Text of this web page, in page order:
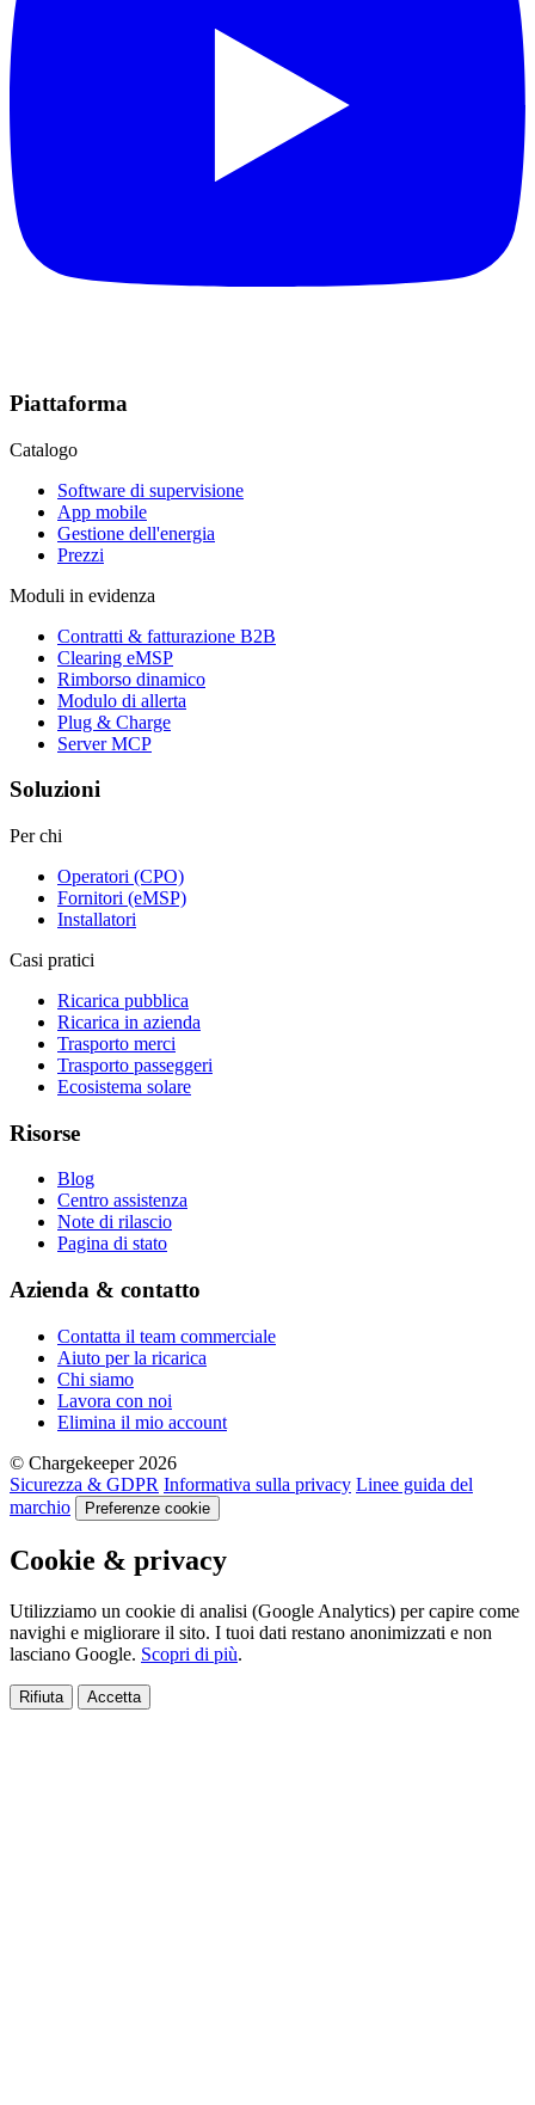
Piattaforma
Catalogo
Software di supervisione
App mobile
Gestione dell'energia
Prezzi
Moduli in evidenza
Contratti & fatturazione B2B
Clearing eMSP
Rimborso dinamico
Modulo di allerta
Plug & Charge
Server MCP
Soluzioni
Per chi
Operatori (CPO)
Fornitori (eMSP)
Installatori
Casi pratici
Ricarica pubblica
Ricarica in azienda
Trasporto merci
Trasporto passeggeri
Ecosistema solare
Risorse
Blog
Centro assistenza
Note di rilascio
Pagina di stato
Azienda & contatto
Contatta il team commerciale
Aiuto per la ricarica
Chi siamo
Lavora con noi
Elimina il mio account
© Chargekeeper 2026
Sicurezza & GDPR Informativa sulla privacy Linee guida del
marchio
Preferenze cookie
Cookie & privacy
Utilizziamo un cookie di analisi (Google Analytics) per capire come
navighi e migliorare il sito. I tuoi dati restano anonimizzati e non
lasciano Google. Scopri di più.
Rifiuta Accetta